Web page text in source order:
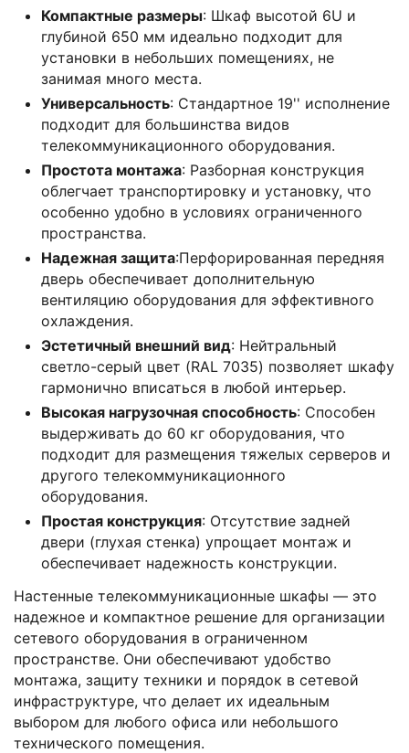
Компактные размеры: Шкаф высотой 6U и
глубиной 650 мм идеально подходит для
установки в небольших помещениях, не
занимая много места.
Универсальность: Стандартное 19'' исполнение
подходит для большинства видов
телекоммуникационного оборудования.
Простота монтажа: Разборная конструкция
облегчает транспортировку и установку, что
особенно удобно в условиях ограниченного
пространства.
Надежная защита:Перфорированная передняя
дверь обеспечивает дополнительную
вентиляцию оборудования для эффективного
охлаждения.
Эстетичный внешний вид: Нейтральный
светло-серый цвет (RAL 7035) позволяет шкафу
гармонично вписаться в любой интерьер.
Высокая нагрузочная способность: Способен
выдерживать до 60 кг оборудования, что
подходит для размещения тяжелых серверов и
другого телекоммуникационного
оборудования.
Простая конструкция: Отсутствие задней
двери (глухая стенка) упрощает монтаж и
обеспечивает надежность конструкции.
Настенные телекоммуникационные шкафы — это
надежное и компактное решение для организации
сетевого оборудования в ограниченном
пространстве. Они обеспечивают удобство
монтажа, защиту техники и порядок в сетевой
инфраструктуре, что делает их идеальным
выбором для любого офиса или небольшого
технического помещения.